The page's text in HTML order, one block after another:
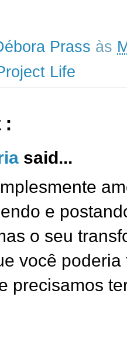
Prass às
Life
said...
e
o seu
você
precisamos